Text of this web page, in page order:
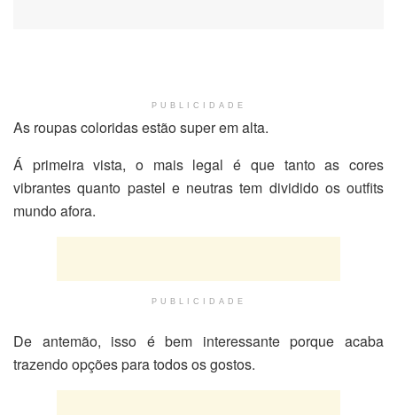
PUBLICIDADE
As roupas coloridas estão super em alta.
Á primeira vista, o mais legal é que tanto as cores
vibrantes quanto pastel e neutras tem dividido os outfits
mundo afora.
PUBLICIDADE
De antemão, isso é bem interessante porque acaba
trazendo opções para todos os gostos.